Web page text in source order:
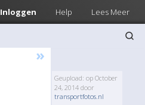
Inloggen Help Lees Meer
»
Geupload: op October
24, 2014 door
transportfotos.nl